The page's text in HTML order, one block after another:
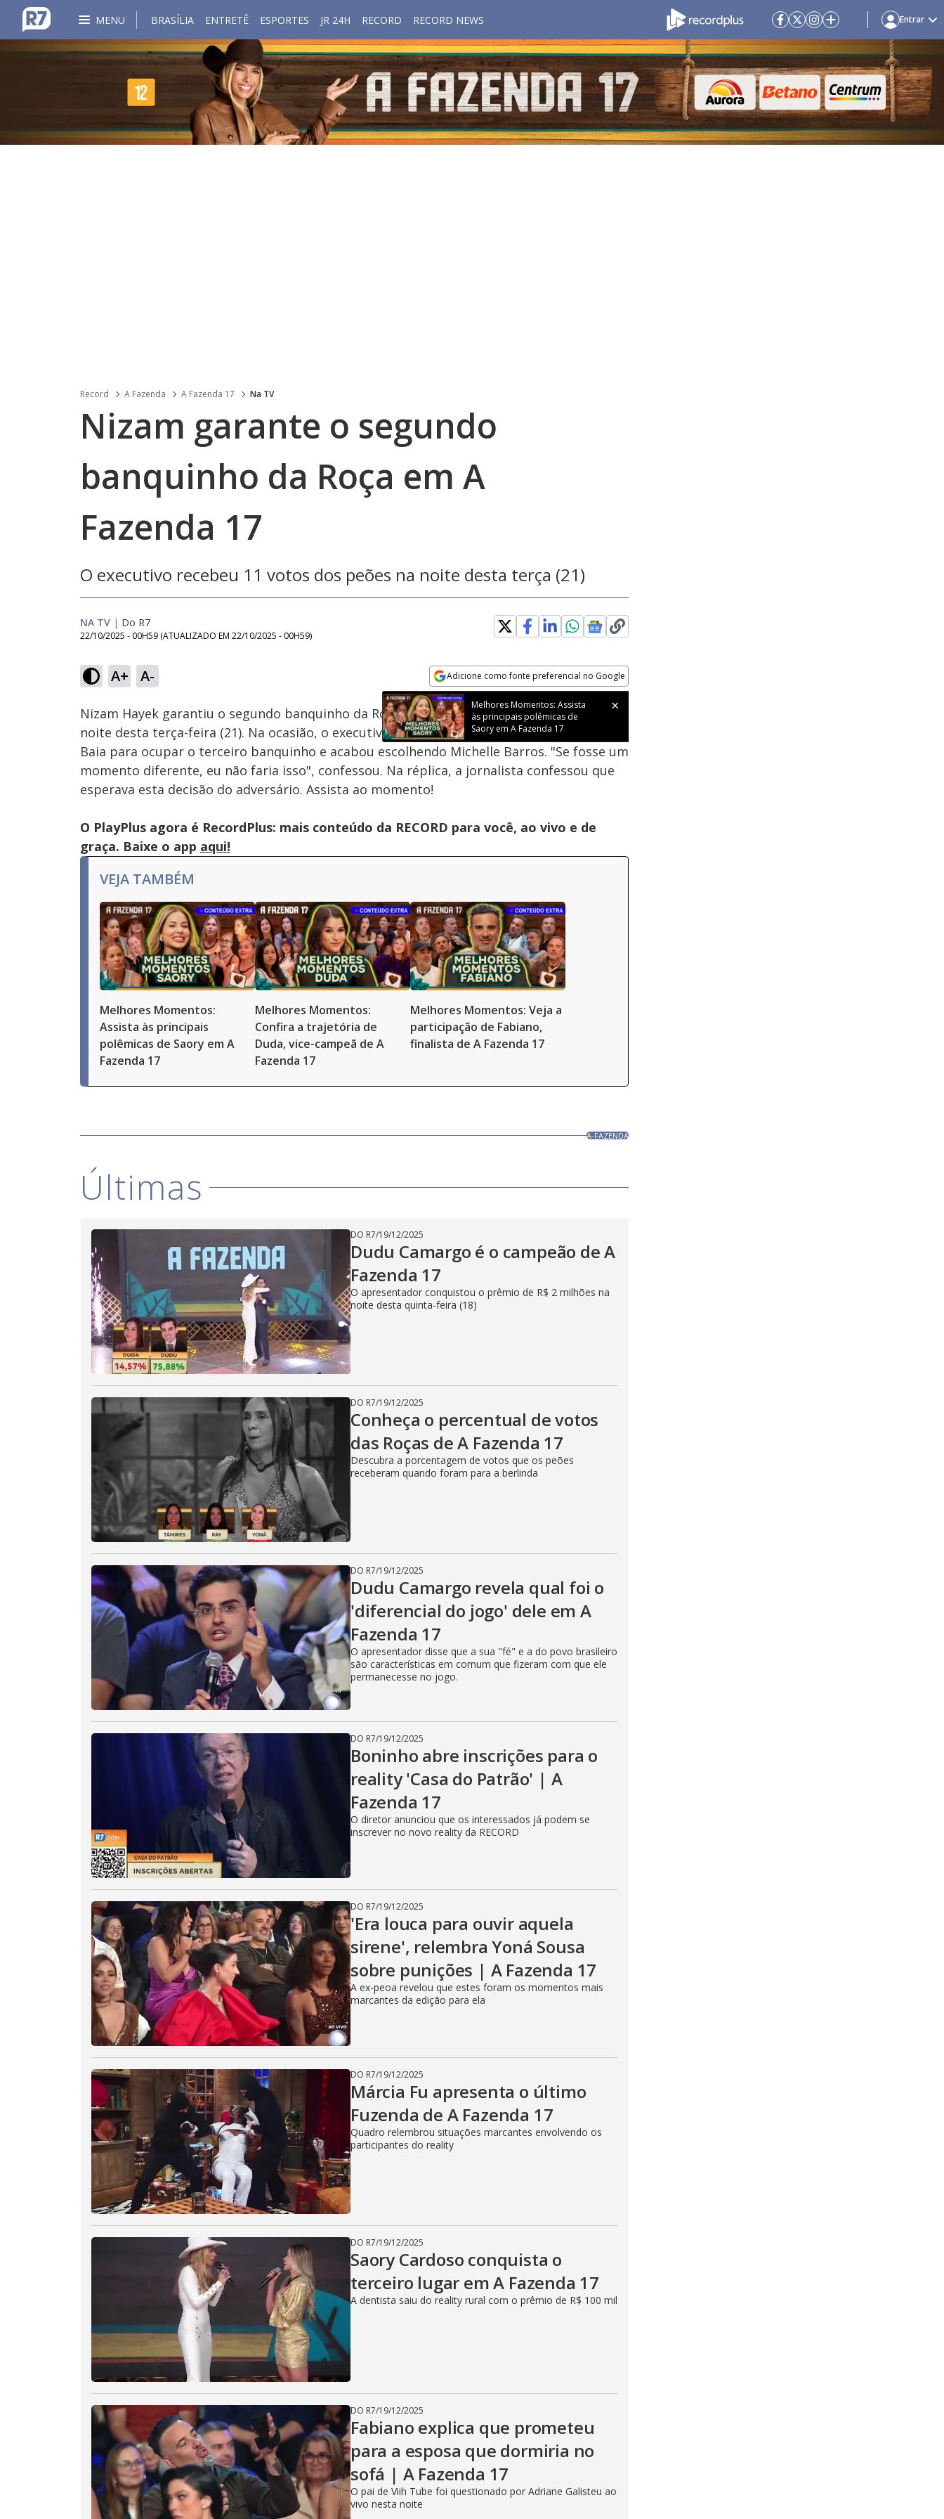
MENU BRASÍLIA ENTRETÊ ESPORTES JR 24H RECORD RECORD NEWS Entrar
Record A Fazenda A Fazenda 17 Na TV
Nizam garante o segundo
banquinho da Roça em A
Fazenda 17
O executivo recebeu 11 votos dos peões na noite desta terça (21)
NA TV | Do R7
22/10/2025 - 00H59 (ATUALIZADO EM 22/10/2025 - 00H59)
A+ A- Adicione como fonte preferencial no Google
Opens in new window
Melhores Momentos: Assista
às principais polêmicas de
Saory em A Fazenda 17
Ativar
Som
Velocidade
Nizam Hayek garantiu o segundo banquinho da Roça após receber 11 votos dos peões, na
noite desta terça-feira (21). Na ocasião, o executivo de contas precisou puxar um peão da
Baia para ocupar o terceiro banquinho e acabou escolhendo Michelle Barros. "Se fosse um
momento diferente, eu não faria isso", confessou. Na réplica, a jornalista confessou que
esperava esta decisão do adversário. Assista ao momento!
O PlayPlus agora é RecordPlus: mais conteúdo da RECORD para você, ao vivo e de
graça. Baixe o app aqui!
VEJA TAMBÉM
Melhores Momentos:
Assista às principais
polêmicas de Saory em A
Fazenda 17
Melhores Momentos:
Confira a trajetória de
Duda, vice-campeã de A
Fazenda 17
Melhores Momentos: Veja a
participação de Fabiano,
finalista de A Fazenda 17
A-FAZENDA
Últimas
DO R7/19/12/2025
Dudu Camargo é o campeão de A
Fazenda 17
O apresentador conquistou o prêmio de R$ 2 milhões na
noite desta quinta-feira (18)
DO R7/19/12/2025
Conheça o percentual de votos
das Roças de A Fazenda 17
Descubra a porcentagem de votos que os peões
receberam quando foram para a berlinda
DO R7/19/12/2025
Dudu Camargo revela qual foi o
'diferencial do jogo' dele em A
Fazenda 17
O apresentador disse que a sua "fé" e a do povo brasileiro
são características em comum que fizeram com que ele
permanecesse no jogo.
DO R7/19/12/2025
Boninho abre inscrições para o
reality 'Casa do Patrão' | A
Fazenda 17
O diretor anunciou que os interessados já podem se
inscrever no novo reality da RECORD
DO R7/19/12/2025
'Era louca para ouvir aquela
sirene', relembra Yoná Sousa
sobre punições | A Fazenda 17
A ex-peoa revelou que estes foram os momentos mais
marcantes da edição para ela
DO R7/19/12/2025
Márcia Fu apresenta o último
Fuzenda de A Fazenda 17
Quadro relembrou situações marcantes envolvendo os
participantes do reality
DO R7/19/12/2025
Saory Cardoso conquista o
terceiro lugar em A Fazenda 17
A dentista saiu do reality rural com o prêmio de R$ 100 mil
DO R7/19/12/2025
Fabiano explica que prometeu
para a esposa que dormiria no
sofá | A Fazenda 17
O pai de Viih Tube foi questionado por Adriane Galisteu ao
vivo nesta noite